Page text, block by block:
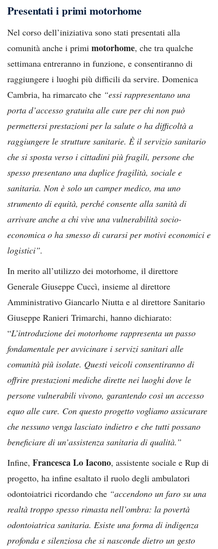
Presentati i primi motorhome
Nel corso dell’iniziativa sono stati presentati alla
comunità anche i primi motorhome, che tra qualche
settimana entreranno in funzione, e consentiranno di
raggiungere i luoghi più difficili da servire. Domenica
Cambria, ha rimarcato che “essi rappresentano una
porta d’accesso gratuita alle cure per chi non può
permettersi prestazioni per la salute o ha difficoltà a
raggiungere le strutture sanitarie. È il servizio sanitario
che si sposta verso i cittadini più fragili, persone che
spesso presentano una duplice fragilità, sociale e
sanitaria. Non è solo un camper medico, ma uno
strumento di equità, perché consente alla sanità di
arrivare anche a chi vive una vulnerabilità socio-
economica o ha smesso di curarsi per motivi economici e
logistici”.
In merito all’utilizzo dei motorhome, il direttore
Generale Giuseppe Cuccì, insieme al direttore
Amministrativo Giancarlo Niutta e al direttore Sanitario
Giuseppe Ranieri Trimarchi, hanno dichiarato:
“L’introduzione dei motorhome rappresenta un passo
fondamentale per avvicinare i servizi sanitari alle
comunità più isolate. Questi veicoli consentiranno di
offrire prestazioni mediche dirette nei luoghi dove le
persone vulnerabili vivono, garantendo così un accesso
equo alle cure. Con questo progetto vogliamo assicurare
che nessuno venga lasciato indietro e che tutti possano
beneficiare di un’assistenza sanitaria di qualità.”
Infine, Francesca Lo Iacono, assistente sociale e Rup di
progetto, ha infine esaltato il ruolo degli ambulatori
odontoiatrici ricordando che “accendono un faro su una
realtà troppo spesso rimasta nell’ombra: la povertà
odontoiatrica sanitaria. Esiste una forma di indigenza
profonda e silenziosa che si nasconde dietro un gesto